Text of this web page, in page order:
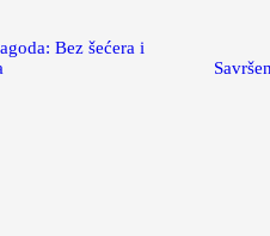
Bez šećera i